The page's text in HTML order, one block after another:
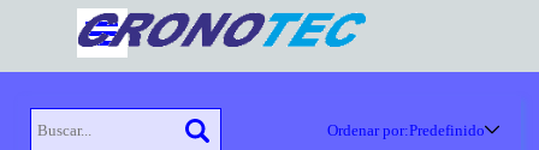
Vaya al ContenidoSaltar menú
Ordenar por:Predefinido